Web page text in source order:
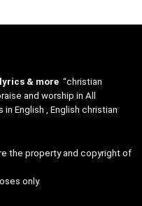
& more “christian
and worship in All
English , English christian
the property and copyright of
only.